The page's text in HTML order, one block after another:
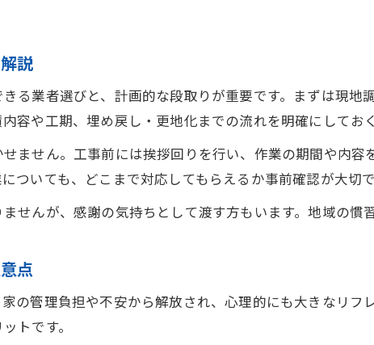
解体後の埋め戻しとは何かを正しく理解
埋め戻し作業で失敗しないための注意点
地盤の安全性を保つ埋め戻しの実務ポイント
解体と埋め戻しの工程を一体で考える理由
埋め戻し作業の流れと仕上がりの特徴解説
解体工事時のマナーと気遣いの基本ポイント
説
る業者選びと、計画的な段取りが重要です。まずは現地
容や工期、埋め戻し・更地化までの流れを明確にしてお
ません。工事前には挨拶回りを行い、作業の期間や内
ついても、どこまで対応してもらえるか事前確認が大切で
せんが、感謝の気持ちとして渡す方もいます。地域の慣
点
の管理負担や不安から解放され、心理的にも大きなリフ
トです。